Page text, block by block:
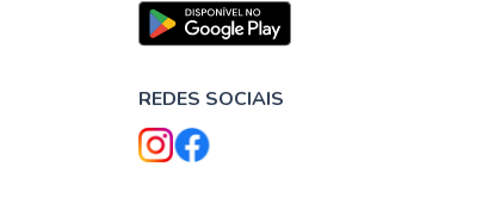
REDES SOCIAIS